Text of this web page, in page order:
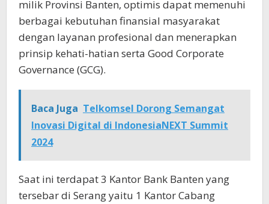
milik Provinsi Banten, optimis dapat memenuhi
berbagai kebutuhan finansial masyarakat
dengan layanan profesional dan menerapkan
prinsip kehati-hatian serta Good Corporate
Governance (GCG).
Baca Juga Telkomsel Dorong Semangat
Inovasi Digital di IndonesiaNEXT Summit
2024
Saat ini terdapat 3 Kantor Bank Banten yang
tersebar di Serang yaitu 1 Kantor Cabang